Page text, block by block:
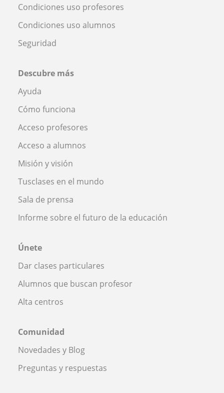
Condiciones uso profesores
Condiciones uso alumnos
Seguridad
Descubre más
Ayuda
Cómo funciona
Acceso profesores
Acceso a alumnos
Misión y visión
Tusclases en el mundo
Sala de prensa
Informe sobre el futuro de la educación
Únete
Dar clases particulares
Alumnos que buscan profesor
Alta centros
Comunidad
Novedades y Blog
Preguntas y respuestas